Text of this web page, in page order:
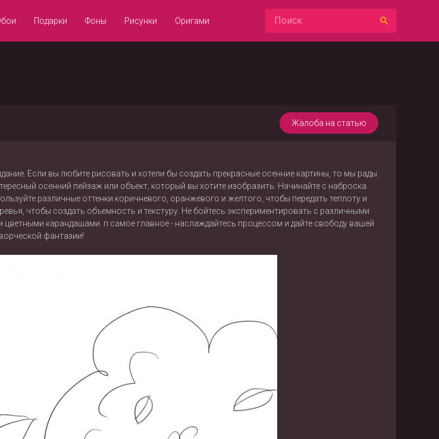
Подарки Фоны Рисунки Оригами
Жалоба на статью
Если вы любите рисовать и хотели бы создать прекрасные осенние картины, то мы рады
осенний пейзаж или объект, который вы хотите изобразить. Начинайте с наброска
различные оттенки коричневого, оранжевого и желтого, чтобы передать теплоту и
чтобы создать объемность и текстуру. Не бойтесь экспериментировать с различными
карандашами. п самое главное - наслаждайтесь процессом и дайте свободу вашей
фантазии!